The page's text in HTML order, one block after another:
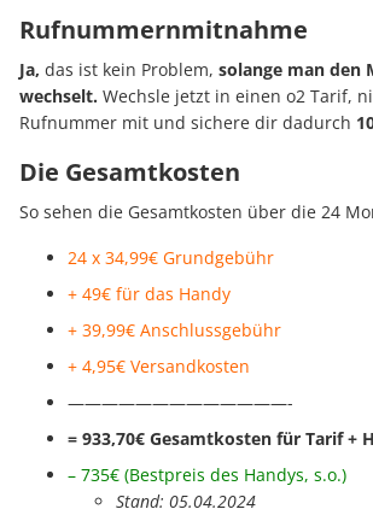
Rufnummernmitnahme
Ja, das ist kein Problem, solange man den
wechselt. Wechsle jetzt in einen o2 Tarif,
Rufnummer mit und sichere dir dadurch
Die Gesamtkosten
So sehen die Gesamtkosten über die 24
24 x 34,99€ Grundgebühr
+ 49€ für das Handy
+ 39,99€ Anschlussgebühr
+ 4,95€ Versandkosten
—————————————-
= 933,70€ Gesamtkosten für Tarif +
– 735€ (Bestpreis des Handys, s.o.)
Stand: 05.04.2024